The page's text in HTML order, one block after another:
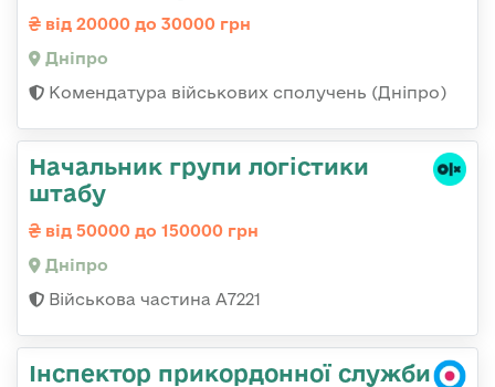
від 20000 до 30000 грн
Дніпро
Комендатура військових сполучень (Дніпро)
Начальник групи логістики
штабу
від 50000 до 150000 грн
Дніпро
Військова частина А7221
Інспектор прикордонної служби